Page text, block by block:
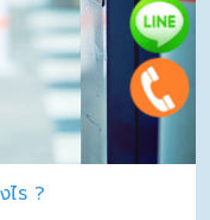
ไร ?